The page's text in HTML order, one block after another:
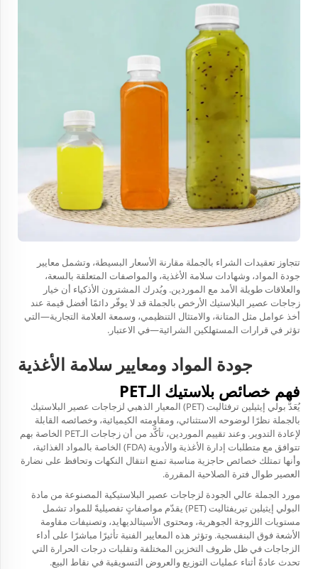
تتجاوز تعقيدات الشراء بالجملة مقارنة الأسعار البسيطة، وتشمل معايير
جودة المواد، وشهادات سلامة الأغذية، والمواصفات المتعلقة بالسعة،
والعلاقات طويلة الأمد مع الموردين. ويُدرك المشترون الأذكياء أن خيار
زجاجات عصير البلاستيك الأرخص بالجملة قد لا يوفّر دائمًا أفضل قيمة عند
أخذ عوامل مثل المتانة، والامتثال التنظيمي، وسمعة العلامة التجارية—التي
تؤثر في قرارات المستهلكين الشرائية—في الاعتبار.
جودة المواد ومعايير سلامة الأغذية
فهم خصائص بلاستيك الـPET
يُعَدُّ بولي إيثيلين ترفثاليت (PET) المعيار الذهبي لزجاجات عصير البلاستيك
بالجملة نظرًا لوضوحه الاستثنائي، ومقاومته الكيميائية، وخصائصه القابلة
لإعادة التدوير. وعند تقييم الموردين، تأكَّد من أن زجاجات الـPET الخاصة بهم
تتوافق مع متطلبات إدارة الأغذية والأدوية (FDA) الخاصة بالمواد الغذائية،
وأنها تمتلك خصائص حاجزية مناسبة تمنع انتقال النكهات وتحافظ على نضارة
العصير طوال فترة الصلاحية المقررة.
مورد الجملة عالي الجودة لزجاجات عصير البلاستيكية المصنوعة من مادة
البولي إيثيلين تيريفثاليت (PET) يقدّم مواصفاتٍ تفصيليةً للمواد تشمل
مستويات اللزوجة الجوهرية، ومحتوى الأسيتالديهايد، وتصنيفات مقاومة
الأشعة فوق البنفسجية. وتؤثر هذه المعايير الفنية تأثيرًا مباشرًا على أداء
الزجاجات في ظل ظروف التخزين المختلفة وتقلبات درجات الحرارة التي
تحدث عادةً أثناء عمليات التوزيع والعروض التسويقية في نقاط البيع.